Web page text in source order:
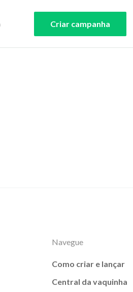
Criar campanha
Navegue
Como criar e lançar
Central da vaquinha